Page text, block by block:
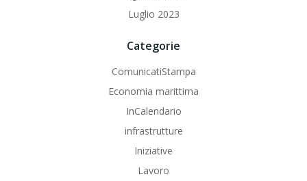
Luglio 2023
Categorie
ComunicatiStampa
Economia marittima
InCalendario
infrastrutture
Iniziative
Lavoro